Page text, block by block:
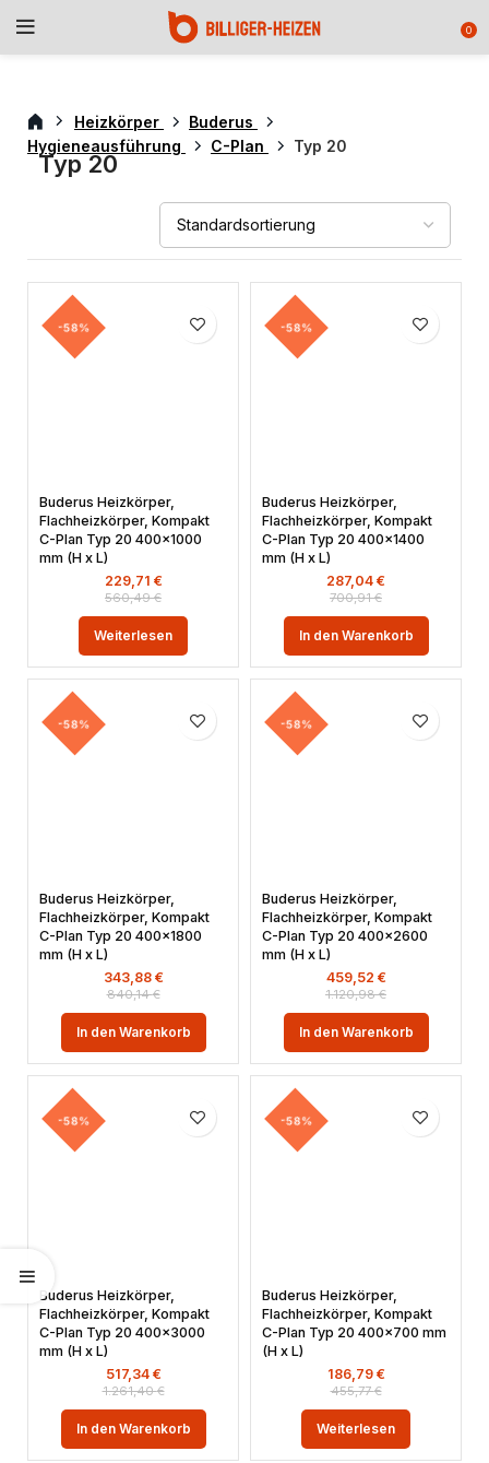
0
Heizkörper
Buderus
Hygieneausführung
C-Plan Typ 20
Typ 20
-58%
Buderus Heizkörper,
Flachheizkörper, Kompakt
C-Plan Typ 20 400×1000
mm (H x L)
560,49€
229,71 €
Weiterlesen
-58%
Buderus Heizkörper,
Flachheizkörper, Kompakt
C-Plan Typ 20 400×1400
mm (H x L)
700,91€
287,04 €
In den Warenkorb
-58%
Buderus Heizkörper,
Flachheizkörper, Kompakt
C-Plan Typ 20 400×1800
mm (H x L)
840,14€
343,88 €
In den Warenkorb
-58%
Buderus Heizkörper,
Flachheizkörper, Kompakt
C-Plan Typ 20 400×2600
mm (H x L)
1.120,98€
459,52 €
In den Warenkorb
-58%
Buderus Heizkörper,
Flachheizkörper, Kompakt
C-Plan Typ 20 400×3000
mm (H x L)
1.261,40€
517,34 €
In den Warenkorb
-58%
Buderus Heizkörper,
Flachheizkörper, Kompakt
C-Plan Typ 20 400×700 mm
(H x L)
455,77€
186,79 €
Weiterlesen